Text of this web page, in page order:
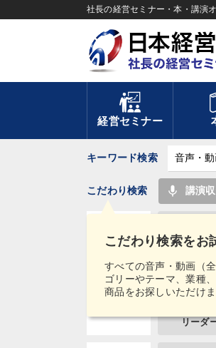
社長の経営セミナー・本・講演
経営セミナー
キーワード検索
こだわり検索をお
すべての音声・動画（
ゴリーやテーマ、業種
商品をお探しいただけま
こだわり検索 mic 講演
タグ・
キーワード
リーダ